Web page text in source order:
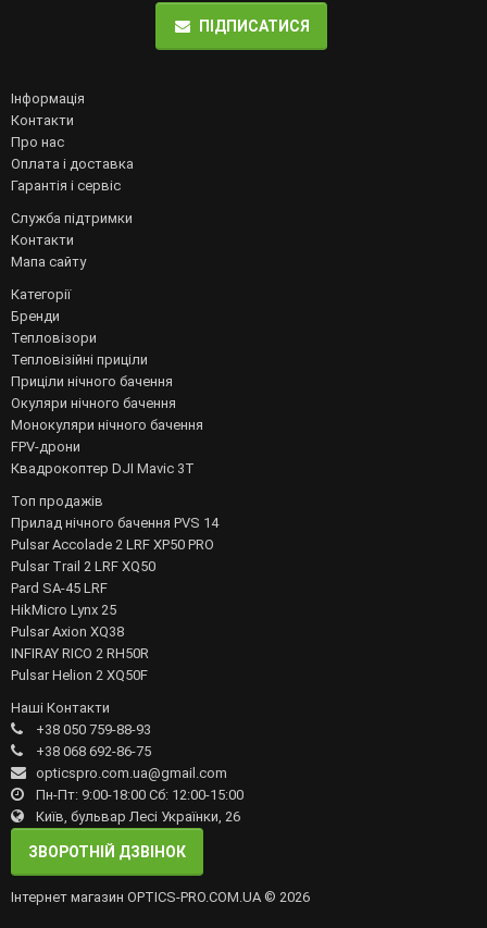
ПІДПИСАТИСЯ
Інформація
Контакти
Про нас
Оплата і доставка
Гарантія і сервіс
Служба підтримки
Контакти
Мапа сайту
Категорії
Бренди
Тепловізори
Тепловізійні приціли
Приціли нічного бачення
Окуляри нічного бачення
Монокуляри нічного бачення
FPV-дрони
Квадрокоптер DJI Mavic 3T
Топ продажів
Прилад нічного бачення PVS 14
Pulsar Accolade 2 LRF XP50 PRO
Pulsar Trail 2 LRF XQ50
Pard SA-45 LRF
HikMicro Lynx 25
Pulsar Axion XQ38
INFIRAY RICO 2 RH50R
Pulsar Helion 2 XQ50F
Наші Контакти
+38 050 759-88-93
+38 068 692-86-75
opticspro.com.ua@gmail.com
Пн-Пт: 9:00-18:00 Сб: 12:00-15:00
Київ, бульвар Лесі Українки, 26
ЗВОРОТНІЙ ДЗВІНОК
Інтернет магазин OPTICS-PRO.COM.UA © 2026